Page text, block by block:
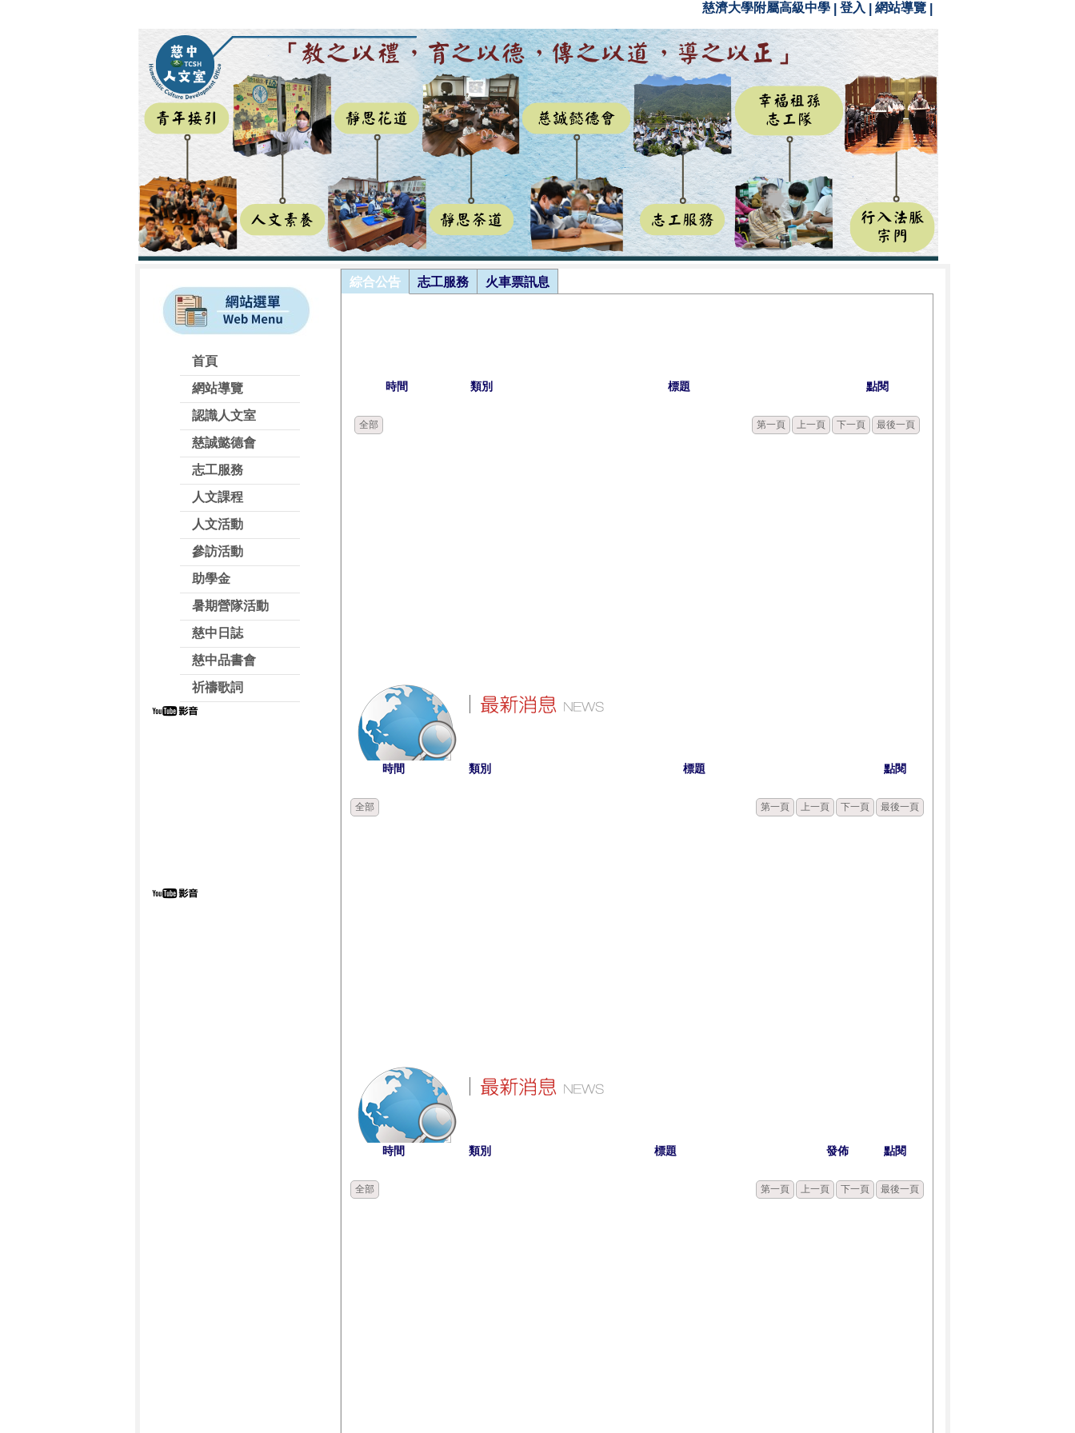
慈濟大學附屬高級中學| 登入 網站導覽|
首頁
網站導覽
認識人文室
慈誠懿德會
志工服務
人文課程
人文活動
參訪活動
助學金
暑期營隊活動
慈中日誌
慈中品書會
祈禱歌詞
綜合公告 志工服務 火車票訊息
時間 類別 標題 點閱
全部 第一頁 上一頁 下一頁 最後一頁
時間 類別 標題 點閱
全部 第一頁 上一頁 下一頁 最後一頁
時間 類別 標題 發佈 點閱
全部 第一頁 上一頁 下一頁 最後一頁